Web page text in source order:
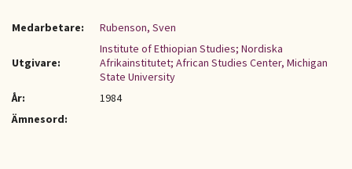
Medarbetare: Rubenson, Sven
Utgivare:
Institute of Ethiopian Studies; Nordiska
Afrikainstitutet; African Studies Center, Michigan
State University
År:
1984
Ämnesord: